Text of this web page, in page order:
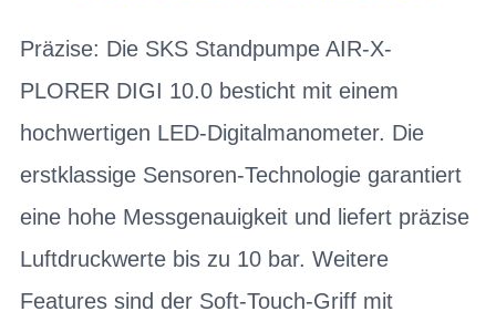
Präzise: Die SKS Standpumpe AIR-X-
PLORER DIGI 10.0 besticht mit einem
hochwertigen LED-Digitalmanometer. Die
erstklassige Sensoren-Technologie garantiert
eine hohe Messgenauigkeit und liefert präzise
Luftdruckwerte bis zu 10 bar. Weitere
Features sind der Soft-Touch-Griff mit